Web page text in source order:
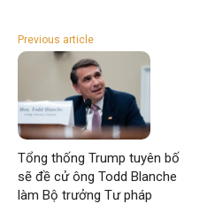
Previous article
Tổng thống Trump tuyên bố
sẽ đề cử ông Todd Blanche
làm Bộ trưởng Tư pháp